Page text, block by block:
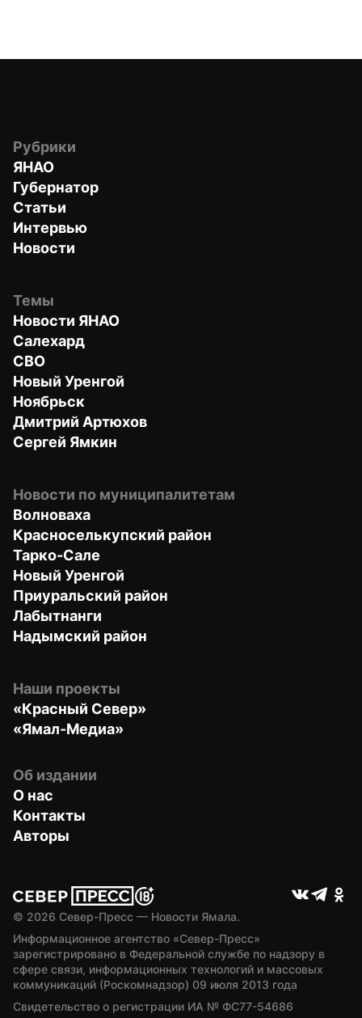
Рубрики
ЯНАО
Губернатор
Статьи
Интервью
Новости
Темы
Новости ЯНАО
Салехард
СВО
Новый Уренгой
Ноябрьск
Дмитрий Артюхов
Сергей Ямкин
Новости по муниципалитетам
Волноваха
Красноселькупский район
Тарко-Сале
Новый Уренгой
Приуральский район
Лабытнанги
Надымский район
Наши проекты
«Красный Север»
«Ямал-Медиа»
Об издании
О нас
Контакты
Авторы
© 2026 Север-Пресс — Новости Ямала.
Информационное агентство «Север-Пресс»
зарегистрировано в Федеральной службе по надзору в
сфере связи, информационных технологий и массовых
коммуникаций (Роскомнадзор) 09 июля 2013 года
Свидетельство о регистрации ИА № ФС77-54686